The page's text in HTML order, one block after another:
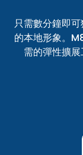
只需數分鐘即
的本地形象。
需的彈性擴展